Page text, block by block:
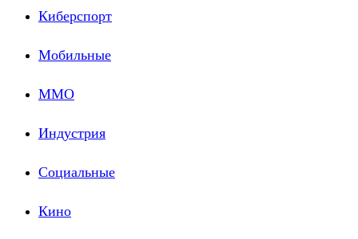
Киберспорт
Мобильные
ММО
Индустрия
Социальные
Кино